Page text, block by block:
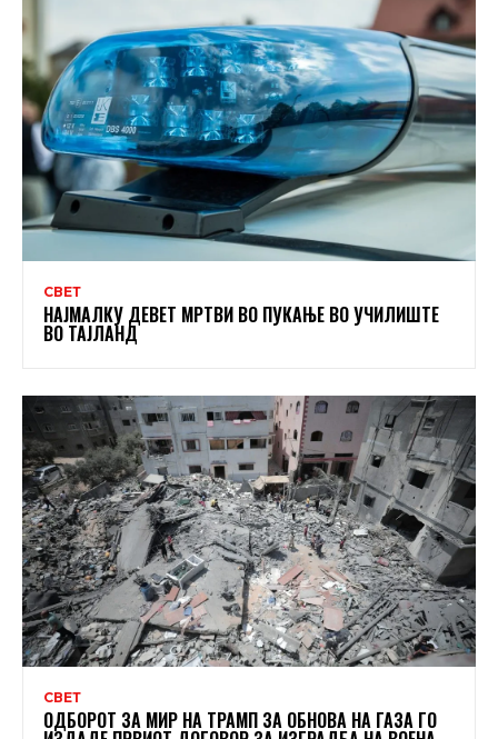
СВЕТ
НАЈМАЛКУ ДЕВЕТ МРТВИ ВО ПУКАЊЕ ВО УЧИЛИШТЕ
ВО ТАЈЛАНД
СВЕТ
ОДБОРОТ ЗА МИР НА ТРАМП ЗА ОБНОВА НА ГАЗА ГО